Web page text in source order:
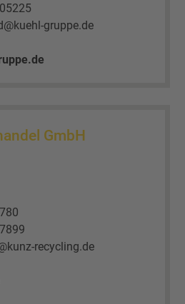
gruppe.de
GmbH
recycling.de